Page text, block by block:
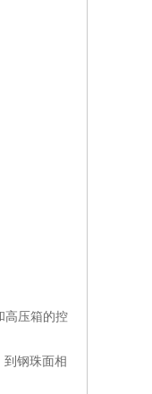
高压箱的控
钢珠面相